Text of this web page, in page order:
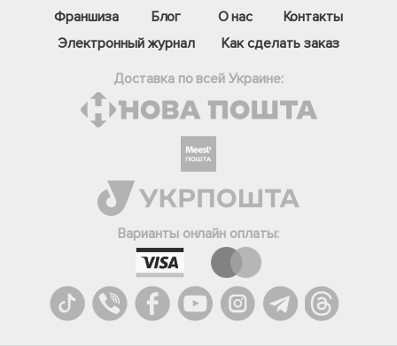
Франшиза Блог О нас
Контакты
Электронный журнал
Как сделать заказ
Доставка по всей Украине:
Варианты онлайн оплаты:
Телеграм
Вайбер
Онлайн чат